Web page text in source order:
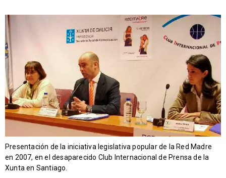
Presentación de la iniciativa legislativa popular de la Red Madre
en 2007, en el desaparecido Club Internacional de Prensa de la
Xunta en Santiago.